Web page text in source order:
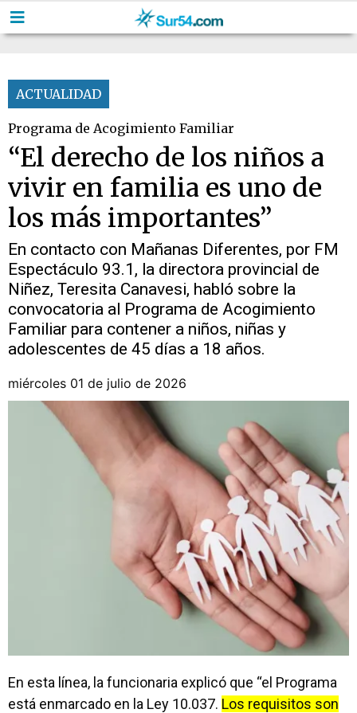
ACTUALIDAD
Programa de Acogimiento Familiar
“El derecho de los niños a
vivir en familia es uno de
los más importantes”
En contacto con Mañanas Diferentes, por FM
Espectáculo 93.1, la directora provincial de
Niñez, Teresita Canavesi, habló sobre la
convocatoria al Programa de Acogimiento
Familiar para contener a niños, niñas y
adolescentes de 45 días a 18 años.
miércoles 01 de julio de 2026
En esta línea, la funcionaria explicó que “el Programa
está enmarcado en la Ley 10.037. Los requisitos son